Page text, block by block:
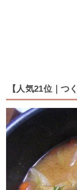
【人気21位｜つ